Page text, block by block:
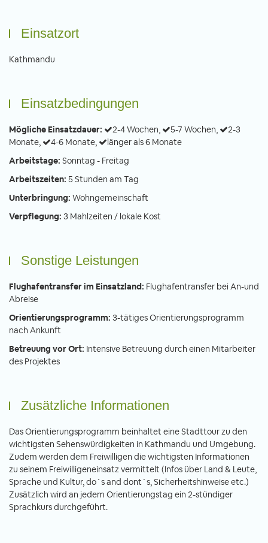
Einsatzort
Kathmandu
Einsatzbedingungen
Mögliche Einsatzdauer: 2-4 Wochen, 5-7 Wochen,
2-3
Monate,
4-6 Monate,
länger als 6 Monate
Arbeitstage: Sonntag - Freitag
Arbeitszeiten: 5 Stunden am Tag
Unterbringung: Wohngemeinschaft
Verpflegung: 3 Mahlzeiten / lokale Kost
Sonstige Leistungen
Flughafentransfer im Einsatzland: Flughafentransfer bei An-und
Abreise
Orientierungsprogramm: 3-tätiges Orientierungsprogramm
nach Ankunft
Betreuung vor Ort: Intensive Betreuung durch einen Mitarbeiter
des Projektes
Zusätzliche Informationen
Das Orientierungsprogramm beinhaltet eine Stadttour zu den
wichtigsten Sehenswürdigkeiten in Kathmandu und Umgebung.
Zudem werden dem Freiwilligen die wichtigsten Informationen
zu seinem Freiwilligeneinsatz vermittelt (Infos über Land & Leute,
Sprache und Kultur, do´s and dont´s, Sicherheitshinweise etc.)
Zusätzlich wird an jedem Orientierungstag ein 2-stündiger
Sprachkurs durchgeführt.